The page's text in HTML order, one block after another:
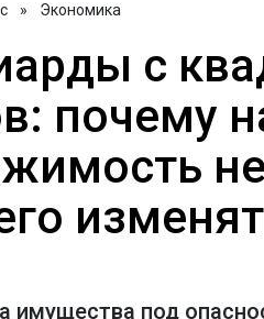
» Экономика
с
почему
изменят
имущества под